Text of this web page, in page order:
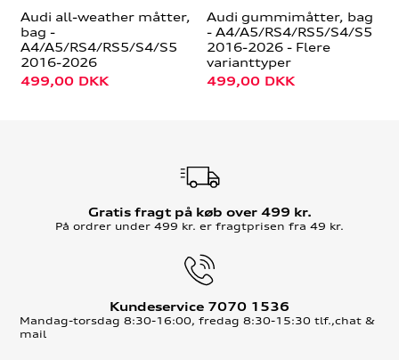
Audi all-weather måtter,
bag -
A4/A5/RS4/RS5/S4/S5
2016-2026
499,00 DKK
Audi gummimåtter, bag
- A4/A5/RS4/RS5/S4/S5
2016-2026 - Flere
varianttyper
499,00 DKK
Gratis fragt på køb over 499 kr.
På ordrer under 499 kr. er fragtprisen fra 49 kr.
Kundeservice 7070 1536
Mandag-torsdag 8:30-16:00, fredag 8:30-15:30 tlf.,chat &
mail